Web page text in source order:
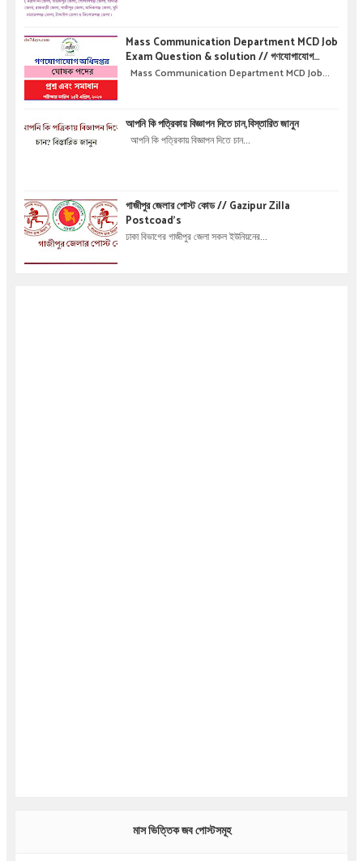
Mass Communication Department MCD Job
Exam Question & solution // গণযোগাযোগ
অধিদপ্তরে নিয়োগ পরীক্ষার প্রশ্ন এবং সমাধান
Mass Communication Department MCD Job...
আপনি কি পত্রিকায় বিজ্ঞাপন দিতে চান,বিস্তারিত জানুন
আপনি কি পত্রিকায় বিজ্ঞাপন দিতে চান...
গাজীপুর জেলার পোস্ট কোড // Gazipur Zilla
Postcoad's
ঢাকা বিভাগের গাজীপুর জেলা সকল ইউনিয়নের...
মাস ভিত্তিক জব পোস্টসমূহ